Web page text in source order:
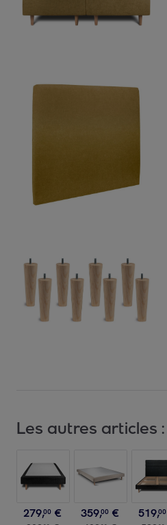
Les autres articles :
279,00 € 359,00 € 519,00